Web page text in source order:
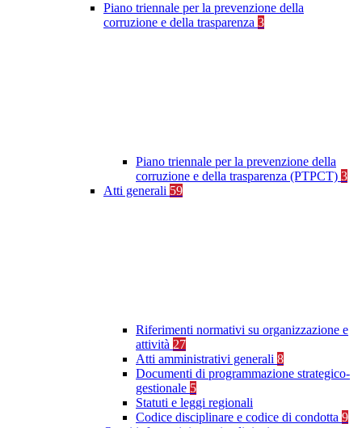
Piano triennale per la prevenzione della
corruzione e della trasparenza 3
Piano triennale per la prevenzione della
corruzione e della trasparenza (PTPCT) 3
Atti generali 59
Riferimenti normativi su organizzazione e
attività 27
Atti amministrativi generali 8
Documenti di programmazione strategico-
gestionale 5
Statuti e leggi regionali
Codice disciplinare e codice di condotta 9